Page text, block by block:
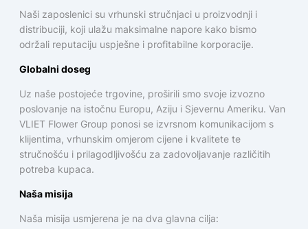
Naši zaposlenici su vrhunski stručnjaci u proizvodnji i
distribuciji, koji ulažu maksimalne napore kako bismo
održali reputaciju uspješne i profitabilne korporacije.
Globalni doseg
Uz naše postojeće trgovine, proširili smo svoje izvozno
poslovanje na istočnu Europu, Aziju i Sjevernu Ameriku. Van
VLIET Flower Group ponosi se izvrsnom komunikacijom s
klijentima, vrhunskim omjerom cijene i kvalitete te
stručnošću i prilagodljivošću za zadovoljavanje različitih
potreba kupaca.
Naša misija
Naša misija usmjerena je na dva glavna cilja: